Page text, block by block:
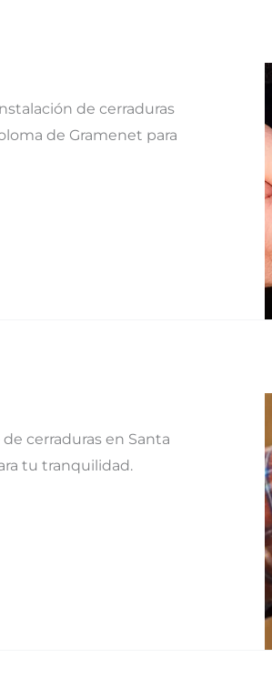
de cerraduras
de Gramenet para
cerraduras en Santa
tu tranquilidad.